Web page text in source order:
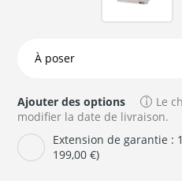
Ajouter des options
Le
modifier la date de livraison.
Extension de garantie :
199,00 €)